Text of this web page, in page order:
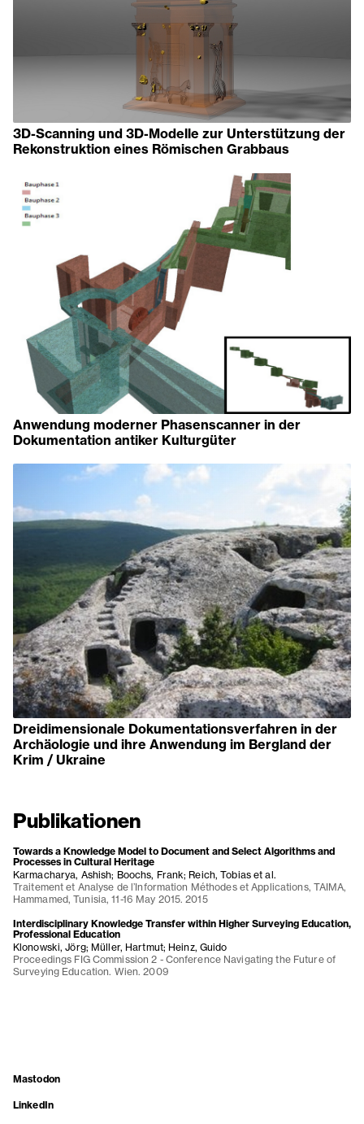
3D-Scanning und 3D-Modelle zur Unterstützung der
Rekonstruktion eines Römischen Grabbaus
Anwendung moderner Phasenscanner in der
Dokumentation antiker Kulturgüter
Dreidimensionale Dokumentationsverfahren in der
Archäologie und ihre Anwendung im Bergland der
Krim / Ukraine
Publikationen
Towards a Knowledge Model to Document and Select Algorithms and
Processes in Cultural Heritage
Karmacharya, Ashish; Boochs, Frank; Reich, Tobias et al.
Traitement et Analyse de l’Information Méthodes et Applications, TAIMA,
Hammamed, Tunisia, 11-16 May 2015. 2015
Interdisciplinary Knowledge Transfer within Higher Surveying Education,
Professional Education
Klonowski, Jörg; Müller, Hartmut; Heinz, Guido
Proceedings FIG Commission 2 - Conference Navigating the Future of
Surveying Education. Wien. 2009
Mastodon
LinkedIn